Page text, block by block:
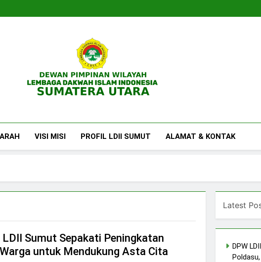
LDII Sumatera Utara
VISI MISI PROFIL LDII SUMUT ALAMAT & KONTAK
LDII Sumut Sepakati Peningkatan
untuk Mendukung Asta Cita
Latest
DPW